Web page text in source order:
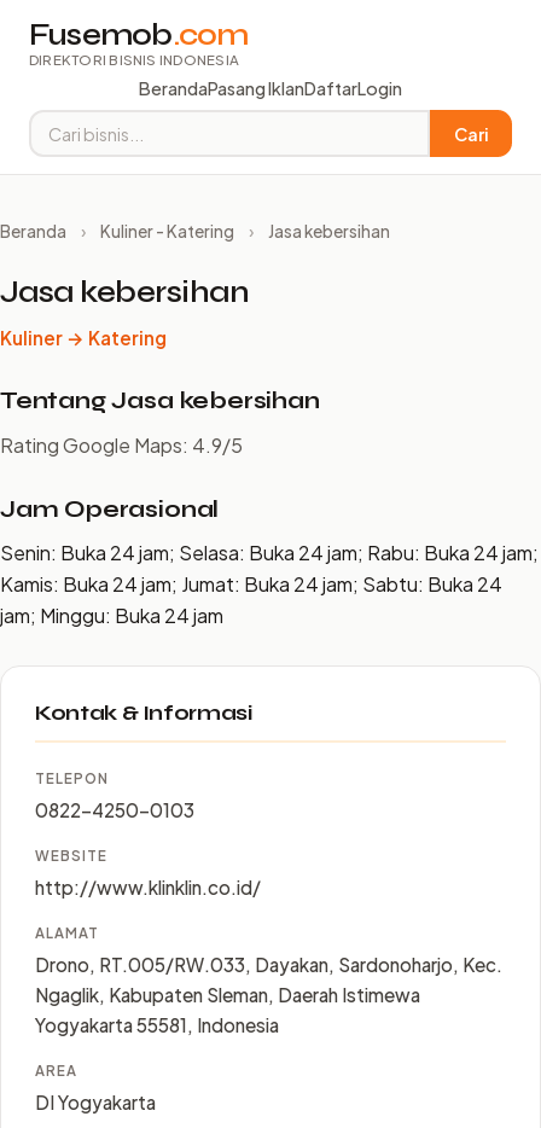
Fusemob.com
DIREKTORI BISNIS INDONESIA
BerandaPasang IklanDaftarLogin
Cari
Beranda › Kuliner - Katering › Jasa kebersihan
Jasa kebersihan
Kuliner → Katering
Tentang Jasa kebersihan
Rating Google Maps: 4.9/5
Jam Operasional
Senin: Buka 24 jam; Selasa: Buka 24 jam; Rabu: Buka 24 jam;
Kamis: Buka 24 jam; Jumat: Buka 24 jam; Sabtu: Buka 24
jam; Minggu: Buka 24 jam
Kontak & Informasi
TELEPON
0822-4250-0103
WEBSITE
http://www.klinklin.co.id/
ALAMAT
Drono, RT.005/RW.033, Dayakan, Sardonoharjo, Kec.
Ngaglik, Kabupaten Sleman, Daerah Istimewa
Yogyakarta 55581, Indonesia
AREA
DI Yogyakarta